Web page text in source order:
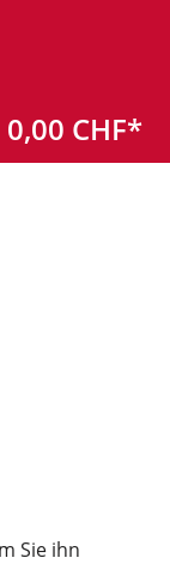
0,00 CHF*
Sie ihn